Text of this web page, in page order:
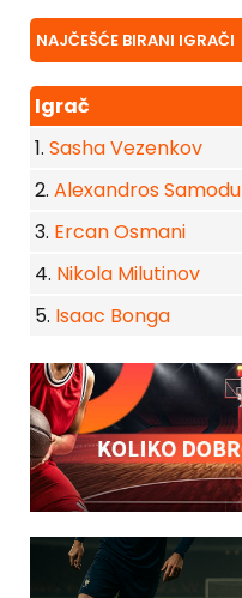
NAJČEŠĆE BIRANI IGRAČI
Igrač
1. Sasha Vezenkov
2. Alexandros
3. Ercan Osmani
4. Nikola Milutinov
5. Isaac Bonga